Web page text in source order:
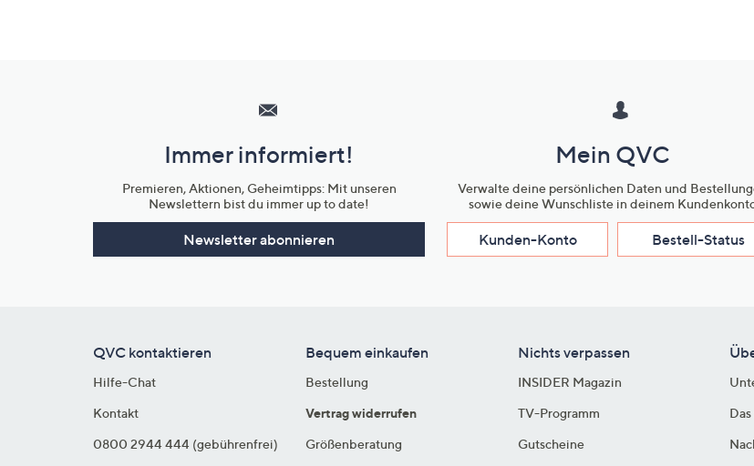
Unternehmensinformationen
Immer informiert!
Premieren, Aktionen, Geheimtipps: Mit unseren
Newslettern bist du immer up to date!
Newsletter abonnieren
Mein QVC
Verwalte deine persönlichen Daten und
sowie deine Wunschliste in deinem
Kunden-Konto Bestell-Status
QVC kontaktieren
Hilfe-Chat
Kontakt
0800 2944 444 (gebührenfrei)
Bequem einkaufen
Bestellung
Vertrag widerrufen
Größenberatung
Nichts verpassen
INSIDER Magazin
TV-Programm
Gutscheine